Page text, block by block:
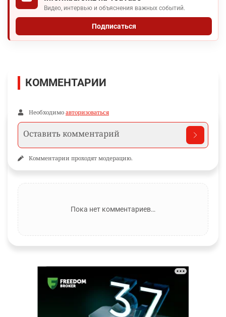
Видео, интервью и объяснения важных событий.
Подписаться
КОММЕНТАРИИ
Необходимо авторизоваться
Комментарии проходят модерацию.
Пока нет комментариев…